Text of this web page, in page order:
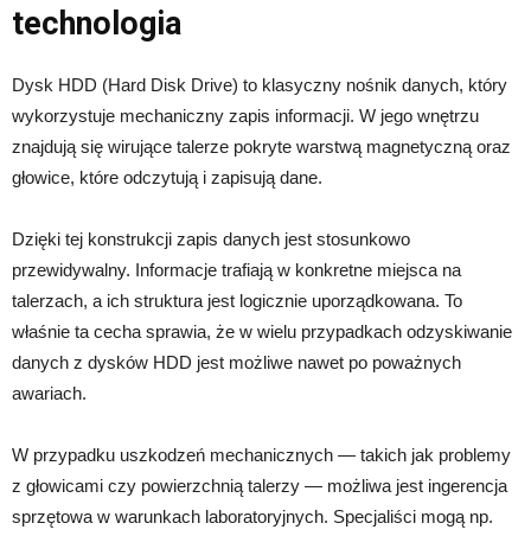
technologia
Dysk HDD (Hard Disk Drive) to klasyczny nośnik danych, który
wykorzystuje mechaniczny zapis informacji. W jego wnętrzu
znajdują się wirujące talerze pokryte warstwą magnetyczną oraz
głowice, które odczytują i zapisują dane.
Dzięki tej konstrukcji zapis danych jest stosunkowo
przewidywalny. Informacje trafiają w konkretne miejsca na
talerzach, a ich struktura jest logicznie uporządkowana. To
właśnie ta cecha sprawia, że w wielu przypadkach odzyskiwanie
danych z dysków HDD jest możliwe nawet po poważnych
awariach.
W przypadku uszkodzeń mechanicznych — takich jak problemy
z głowicami czy powierzchnią talerzy — możliwa jest ingerencja
sprzętowa w warunkach laboratoryjnych. Specjaliści mogą np.